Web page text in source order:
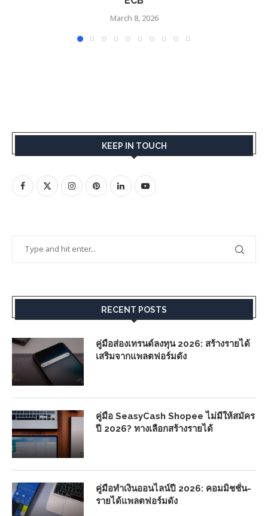
March 8, 2026
KEEP IN TOUCH
RECENT POSTS
คู่มือส่องเทรนด์ลงทุน 2026: สร้างรายได้
เสริมจากแพลตฟอร์มดัง
คู่มือ SeasyCash Shopee ไม่มีให้สมัคร
ปี 2026? ทางเลือกสร้างรายได้
คู่มือทำเงินออนไลน์ปี 2026: คอมมิชชั่น-
รายได้แพลตฟอร์มดัง